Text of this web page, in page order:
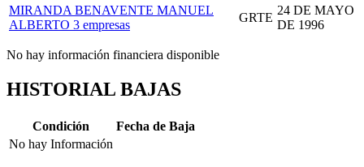
MIRANDA BENAVENTE MANUEL
ALBERTO 3 empresas
GRTE
24 DE MAYO
DE 1996
No hay información financiera disponible
HISTORIAL BAJAS
Condición
Fecha de Baja
No hay Información